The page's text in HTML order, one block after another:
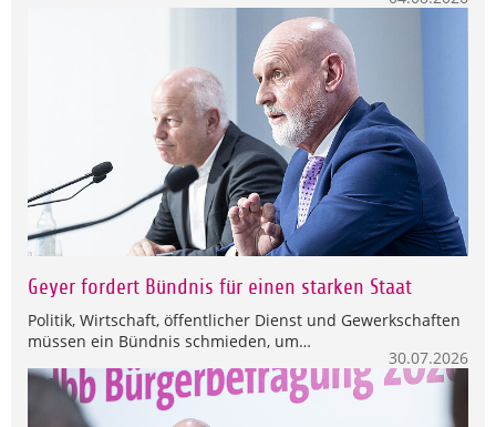
Geyer fordert Bündnis für einen starken Staat
Politik, Wirtschaft, öffentlicher Dienst und Gewerkschaften
müssen ein Bündnis schmieden, um…
30.07.2026